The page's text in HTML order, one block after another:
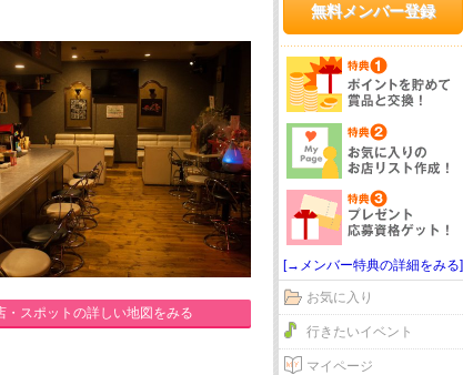
・スポットの詳しい地図をみる
無料メンバー登録
[→メンバー特典の詳細をみる]
お気に入り
行きたいイベント
マイページ